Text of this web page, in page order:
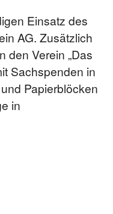
Einsatz des
AG. Zusätzlich
den Verein „Das
Sachspenden in
Papierblöcken
in